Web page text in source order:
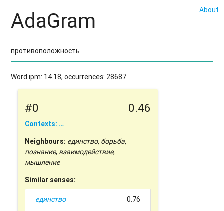
About
AdaGram
Word ipm: 14.18, occurrences: 28687.
#0 0.46
Contexts: …
Neighbours: единство, борьба,
познание, взаимодействие,
мышление
Similar senses:
единство 0.76